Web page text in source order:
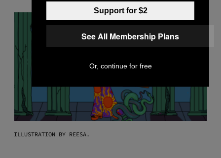
ILLUSTRATION BY REESA.
Support for $2
See All Membership Plans
Or, continue for free